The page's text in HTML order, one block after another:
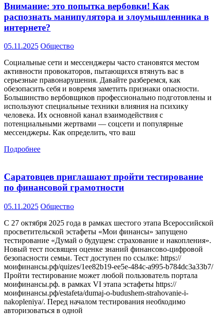
Внимание: это попытка вербовки! Как
распознать манипулятора и злоумышленника в
интернете?
05.11.2025 Общество
Социальные сети и мессенджеры часто становятся местом
активности провокаторов, пытающихся втянуть вас в
серьезные правонарушения. Давайте разберемся, как
обезопасить себя и вовремя заметить признаки опасности.
Большинство вербовщиков профессионально подготовлены и
используют специальные техники влияния на психику
человека. Их основной канал взаимодействия с
потенциальными жертвами — соцсети и популярные
мессенджеры. Как определить, что ваш
Подробнее
Саратовцев приглашают пройти тестирование
по финансовой грамотности
05.11.2025 Общество
С 27 октября 2025 года в рамках шестого этапа Всероссийской
просветительской эстафеты «Мои финансы» запущено
тестирование «Думай о будущем: страхование и накопления».
Новый тест посвящен оценке знаний финансово-цифровой
безопасности семьи. Тест доступен по ссылке: https://
моифинансы.рф/quizes/1ee82b19-ee5e-484c-a995-b784dc3a33b7/
Пройти тестирование может любой пользователь портала
моифинансы.рф. в рамках VI этапа эстафеты https://
моифинансы.рф/estafeta/dumaj-o-budushem-strahovanie-i-
nakopleniya/. Перед началом тестирования необходимо
авторизоваться в одной